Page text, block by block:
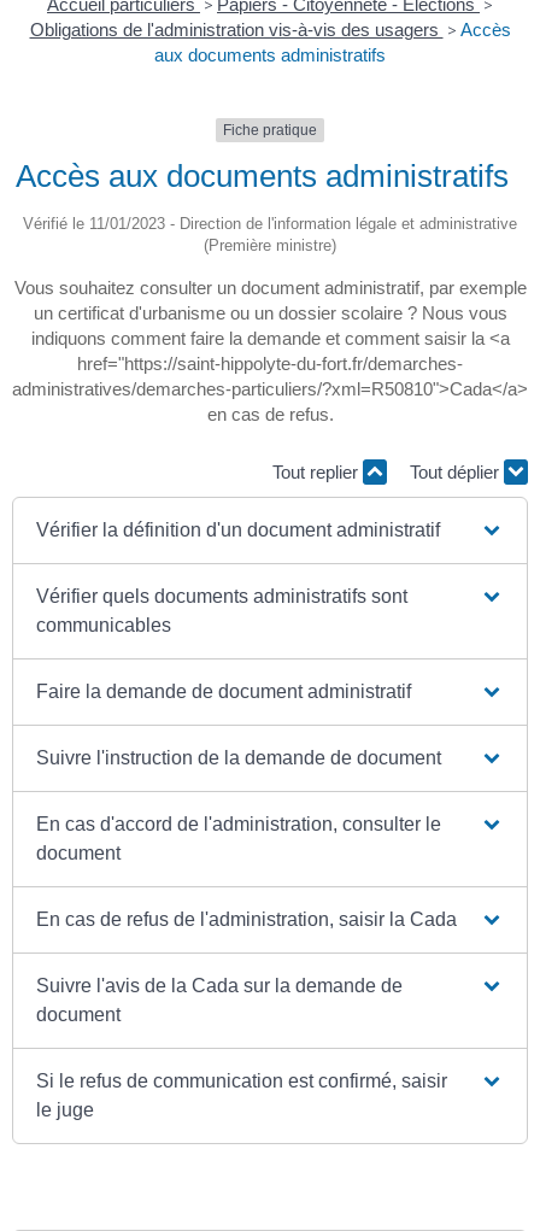
Accueil particuliers > Papiers - Citoyenneté - Élections >
Obligations de l'administration vis-à-vis des usagers > Accès
aux documents administratifs
Fiche pratique
Accès aux documents administratifs
Vérifié le 11/01/2023 - Direction de l'information légale et administrative
(Première ministre)
Vous souhaitez consulter un document administratif, par exemple
un certificat d'urbanisme ou un dossier scolaire ? Nous vous
indiquons comment faire la demande et comment saisir la <a
href="https://saint-hippolyte-du-fort.fr/demarches-
administratives/demarches-particuliers/?xml=R50810">Cada</a>
en cas de refus.
Tout replier Tout déplier
Vérifier la définition d'un document administratif
Vérifier quels documents administratifs sont
communicables
Faire la demande de document administratif
Suivre l'instruction de la demande de document
En cas d'accord de l'administration, consulter le
document
En cas de refus de l'administration, saisir la Cada
Suivre l'avis de la Cada sur la demande de
document
Si le refus de communication est confirmé, saisir
le juge